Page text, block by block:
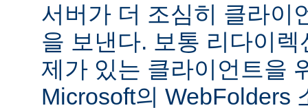
서버가 더 조심히 클라이
을 보낸다. 보통 리다이
제가 있는 클라이언트을
Microsoft의 WebFolders